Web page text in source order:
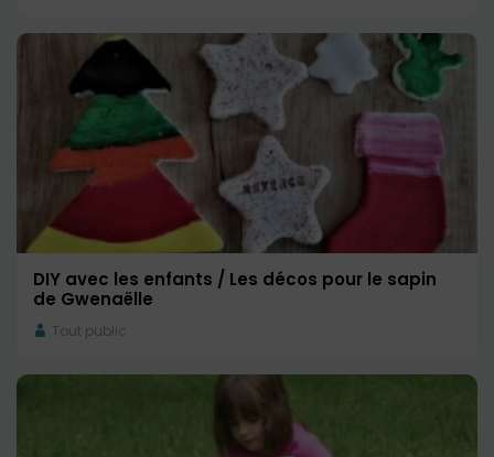
DIY avec les enfants / Les décos pour le sapin
de Gwenaëlle
Tout public